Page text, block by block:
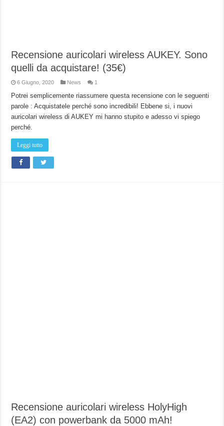
Recensione auricolari wireless AUKEY. Sono
quelli da acquistare! (35€)
6 Giugno, 2020 News 1
Potrei semplicemente riassumere questa recensione con le seguenti
parole : Acquistatele perché sono incredibili! Ebbene si, i nuovi
auricolari wireless di AUKEY mi hanno stupito e adesso vi spiego
perché.
Leggi tutto
Recensione auricolari wireless HolyHigh
(EA2) con powerbank da 5000 mAh!